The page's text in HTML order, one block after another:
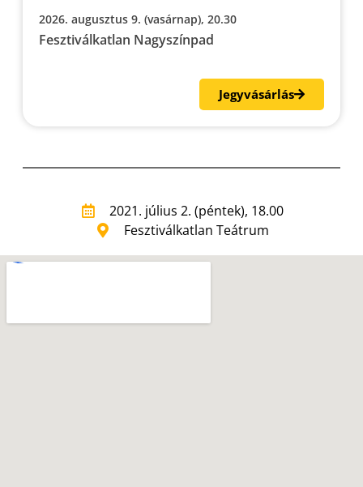
2026. augusztus 9. (vasárnap), 20.30
Fesztiválkatlan Nagyszínpad
Jegyvásárlás
2021. július 2. (péntek), 18.00
Fesztiválkatlan Teátrum